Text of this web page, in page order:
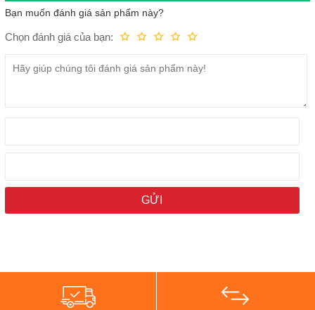
Bạn muốn đánh giá sản phẩm này?
Chọn đánh giá của bạn: Tuyệt vời!
Rất tốt
Trung bình
Fair
Kém